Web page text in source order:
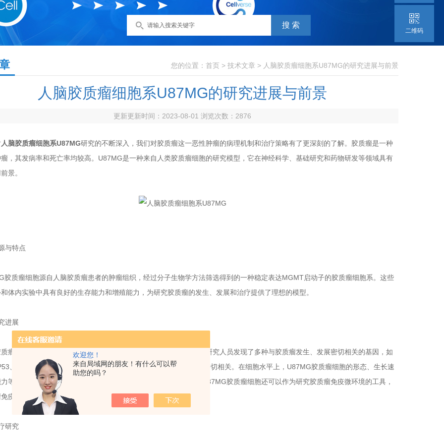
欢迎您！
来自局域网的朋友！有什么可以帮
助您的吗？
您的位置： 首页 > 技术文章 > 人脑胶质瘤细胞系U87MG的研究进展与前景
人脑胶质瘤细胞系U87MG的研究进展与前景
更新更新时间：2023-08-01 浏览次数： 2876
人脑胶质瘤细胞系U87MG研究的不断深入，我们对胶质瘤这一恶性肿瘤的病理机制和治疗策略有了更深刻的了解。胶质瘤是一种
，其发病率和死亡率均较高。U87MG是一种来自人类胶质瘤细胞的研究模型，它在神经科学、基础研究和药物研发等领域具有
景。
特点
瘤细胞源自人脑胶质瘤患者的肿瘤组织，经过分子生物学方法筛选得到的一种稳定表达MGMT启动子的胶质瘤细胞系。这些
体内实验中具有良好的生存能力和增殖能力，为研究胶质瘤的发生、发展和治疗提供了理想的模型。
展
细胞系U87MG的研究取得了一系列重要成果。在分子水平上，研究人员发现了多种与胶质瘤发生、发展密切相关的基因，如
、CDKN2A等。这些基因的异常表达与胶质瘤的恶性程度和预后密切相关。在细胞水平上，U87MG胶质瘤细胞的形态、生长速
等方面与真实胶质瘤患者的肿瘤组织具有较好的相似性。此外，U87MG胶质瘤细胞还可以作为研究胶质瘤免疫微环境的工具，
疫抑制的机制。
究
二维码